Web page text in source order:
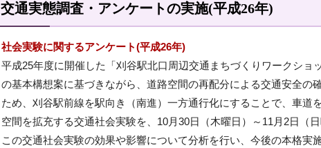
交通実態調査・アンケートの実施(平成26年)
社会実験に関するアンケート(平成26年)
平成25年度に開催した「刈谷駅北口周辺交通まちづくりワークショ
の基本構想案に基づきながら、道路空間の再配分による交通安全の
ため、刈谷駅前線を駅向き（南進）一方通行化にすることで、車道
空間を拡充する交通社会実験を、10月30日（木曜日）～11月2日（
この交通社会実験の効果や影響について分析を行い、今後の本格実